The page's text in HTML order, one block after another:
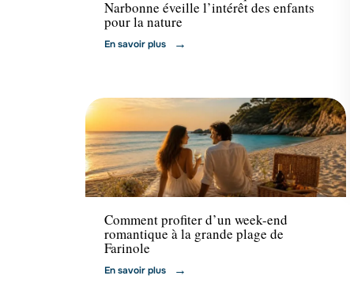
Narbonne éveille l’intérêt des enfants
pour la nature
En savoir plus
Voyage
Comment profiter d’un week-end
romantique à la grande plage de
Farinole
En savoir plus